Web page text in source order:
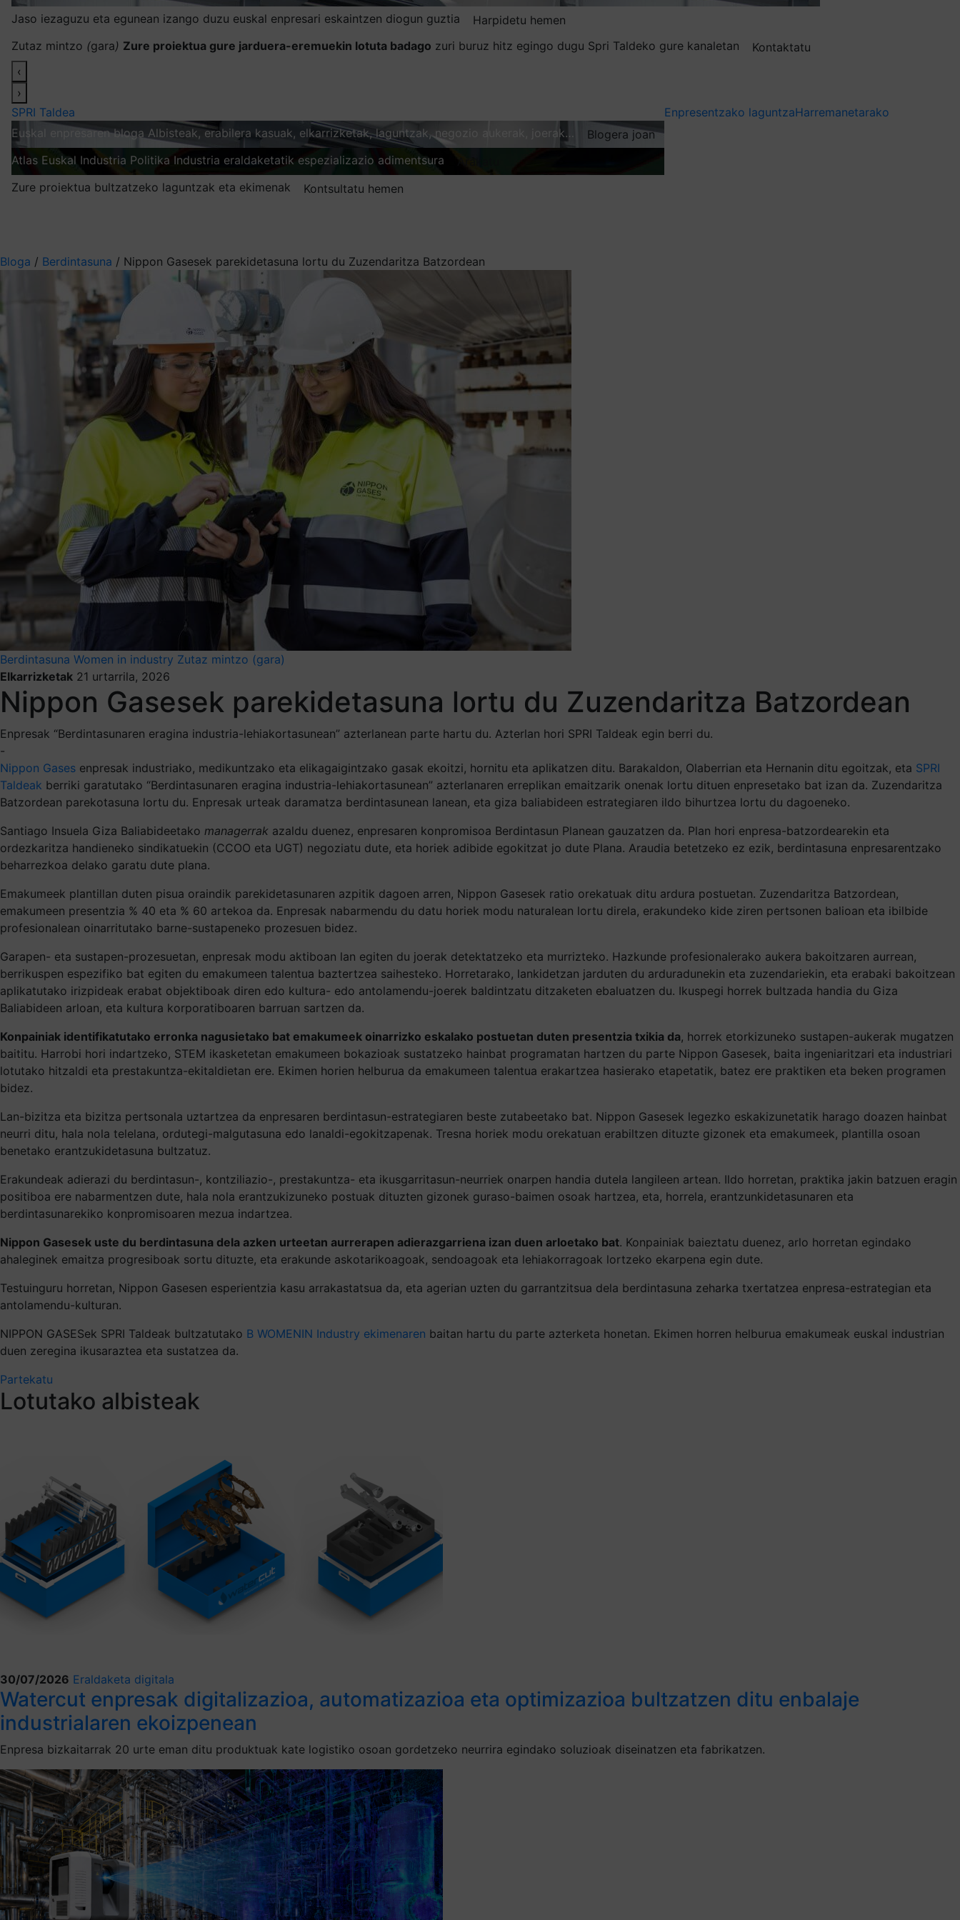
Jaso iezaguzu eta egunean izango duzu euskal enpresari eskaintzen diogun guztia
Harpidetu hemen
Zutaz mintzo (gara) Zure proiektua gure jarduera-eremuekin lotuta badago zuri buruz hitz egingo dugu Spri Taldeko gure kanaletan
Kontaktatu
‹
›
SPRI Taldea
Euskal enpresaren bloga Albisteak, erabilera kasuak, elkarrizketak, laguntzak, negozio aukerak, joerak…
Blogera joan
Atlas Euskal Industria Politika Industria eraldaketatik espezializazio adimentsura
Zure proiektua bultzatzeko laguntzak eta ekimenak
Kontsultatu hemen
Enpresentzako laguntzaHarremanetarako
Bloga / Berdintasuna / Nippon Gasesek parekidetasuna lortu du Zuzendaritza Batzordean
Berdintasuna Women in industry Zutaz mintzo (gara)
Elkarrizketak 21 urtarrila, 2026
Nippon Gasesek parekidetasuna lortu du Zuzendaritza Batzordean
Enpresak “Berdintasunaren eragina industria-lehiakortasunean” azterlanean parte hartu du. Azterlan hori SPRI Taldeak egin berri du.
-
Nippon Gases enpresak industriako, medikuntzako eta elikagaigintzako gasak ekoitzi, hornitu eta aplikatzen ditu. Barakaldon, Olaberrian eta Hernanin ditu egoitzak, eta SPRI
Taldeak berriki garatutako “Berdintasunaren eragina industria-lehiakortasunean” azterlanaren erreplikan emaitzarik onenak lortu dituen enpresetako bat izan da. Zuzendaritza
Batzordean parekotasuna lortu du. Enpresak urteak daramatza berdintasunean lanean, eta giza baliabideen estrategiaren ildo bihurtzea lortu du dagoeneko.
Santiago Insuela Giza Baliabideetako managerrak azaldu duenez, enpresaren konpromisoa Berdintasun Planean gauzatzen da. Plan hori enpresa-batzordearekin eta
ordezkaritza handieneko sindikatuekin (CCOO eta UGT) negoziatu dute, eta horiek adibide egokitzat jo dute Plana. Araudia betetzeko ez ezik, berdintasuna enpresarentzako
beharrezkoa delako garatu dute plana.
Emakumeek plantillan duten pisua oraindik parekidetasunaren azpitik dagoen arren, Nippon Gasesek ratio orekatuak ditu ardura postuetan. Zuzendaritza Batzordean,
emakumeen presentzia % 40 eta % 60 artekoa da. Enpresak nabarmendu du datu horiek modu naturalean lortu direla, erakundeko kide ziren pertsonen balioan eta ibilbide
profesionalean oinarritutako barne-sustapeneko prozesuen bidez.
Garapen- eta sustapen-prozesuetan, enpresak modu aktiboan lan egiten du joerak detektatzeko eta murrizteko. Hazkunde profesionalerako aukera bakoitzaren aurrean,
berrikuspen espezifiko bat egiten du emakumeen talentua baztertzea saihesteko. Horretarako, lankidetzan jarduten du arduradunekin eta zuzendariekin, eta erabaki bakoitzean
aplikatutako irizpideak erabat objektiboak diren edo kultura- edo antolamendu-joerek baldintzatu ditzaketen ebaluatzen du. Ikuspegi horrek bultzada handia du Giza
Baliabideen arloan, eta kultura korporatiboaren barruan sartzen da.
Konpainiak identifikatutako erronka nagusietako bat emakumeek oinarrizko eskalako postuetan duten presentzia txikia da, horrek etorkizuneko sustapen-aukerak mugatzen
baititu. Harrobi hori indartzeko, STEM ikasketetan emakumeen bokazioak sustatzeko hainbat programatan hartzen du parte Nippon Gasesek, baita ingeniaritzari eta industriari
lotutako hitzaldi eta prestakuntza-ekitaldietan ere. Ekimen horien helburua da emakumeen talentua erakartzea hasierako etapetatik, batez ere praktiken eta beken programen
bidez.
Lan-bizitza eta bizitza pertsonala uztartzea da enpresaren berdintasun-estrategiaren beste zutabeetako bat. Nippon Gasesek legezko eskakizunetatik harago doazen hainbat
neurri ditu, hala nola telelana, ordutegi-malgutasuna edo lanaldi-egokitzapenak. Tresna horiek modu orekatuan erabiltzen dituzte gizonek eta emakumeek, plantilla osoan
benetako erantzukidetasuna bultzatuz.
Erakundeak adierazi du berdintasun-, kontziliazio-, prestakuntza- eta ikusgarritasun-neurriek onarpen handia dutela langileen artean. Ildo horretan, praktika jakin batzuen eragin
positiboa ere nabarmentzen dute, hala nola erantzukizuneko postuak dituzten gizonek guraso-baimen osoak hartzea, eta, horrela, erantzunkidetasunaren eta
berdintasunarekiko konpromisoaren mezua indartzea.
Nippon Gasesek uste du berdintasuna dela azken urteetan aurrerapen adierazgarriena izan duen arloetako bat. Konpainiak baieztatu duenez, arlo horretan egindako
ahaleginek emaitza progresiboak sortu dituzte, eta erakunde askotarikoagoak, sendoagoak eta lehiakorragoak lortzeko ekarpena egin dute.
Testuinguru horretan, Nippon Gasesen esperientzia kasu arrakastatsua da, eta agerian uzten du garrantzitsua dela berdintasuna zeharka txertatzea enpresa-estrategian eta
antolamendu-kulturan.
NIPPON GASESek SPRI Taldeak bultzatutako B WOMENIN Industry ekimenaren baitan hartu du parte azterketa honetan. Ekimen horren helburua emakumeak euskal industrian
duen zeregina ikusaraztea eta sustatzea da.
Partekatu
Lotutako albisteak
30/07/2026 Eraldaketa digitala
Watercut enpresak digitalizazioa, automatizazioa eta optimizazioa bultzatzen ditu enbalaje
industrialaren ekoizpenean
Enpresa bizkaitarrak 20 urte eman ditu produktuak kate logistiko osoan gordetzeko neurrira egindako soluzioak diseinatzen eta fabrikatzen.